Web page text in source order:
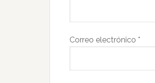
Correo electrónico *